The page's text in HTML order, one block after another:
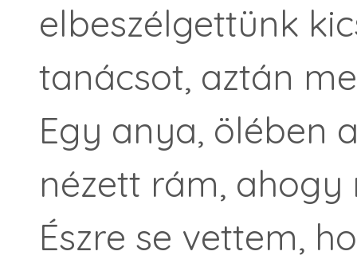
elbeszélgettünk
tanácsot, aztán
Egy anya, ölében
nézett rám,
Észre se vettem,